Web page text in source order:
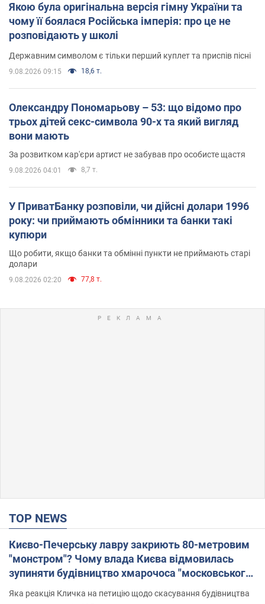
Якою була оригінальна версія гімну України та
чому її боялася Російська імперія: про це не
розповідають у школі
Державним символом є тільки перший куплет та приспів пісні
9.08.2026 09:15 18,6 т.
Олександру Пономарьову – 53: що відомо про
трьох дітей секс-символа 90-х та який вигляд
вони мають
За розвитком кар'єри артист не забував про особисте щастя
9.08.2026 04:01 8,7 т.
У ПриватБанку розповіли, чи дійсні долари 1996
року: чи приймають обмінники та банки такі
купюри
Що робити, якщо банки та обмінні пункти не приймають старі
долари
9.08.2026 02:20 77,8 т.
TOP NEWS
Києво-Печерську лавру закриють 80-метровим
"монстром"? Чому влада Києва відмовилась
зупиняти будівництво хмарочоса "московського
вірянина"
Яка реакція Кличка на петицію щодо скасування будівництва